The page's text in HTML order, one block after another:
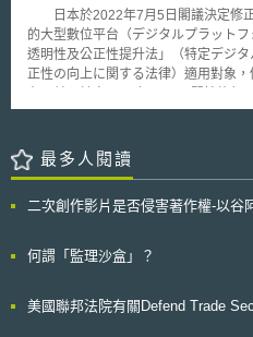
日本於2022年7月5日閣議決定修正
的大型數位平台（デジタルプラット
透明性及公正性提升法」（特定デジ
正性の向上に関する法律）適用對象
定數位平台之透明性及公正性提升法
定數位平台透明性與公正性，促進國民
與日俱增，數位廣告的數位平台企業影
營運及改革基本方針」（経済財政運
因應新時代統整數位廣告市場規則，將
上的媒體整合型廣告數位平台。二、
最多人閱讀
二次創作影片是否侵害著作權-以谷
何謂「監理沙盒」？
美國聯邦法院有關Defend Trade